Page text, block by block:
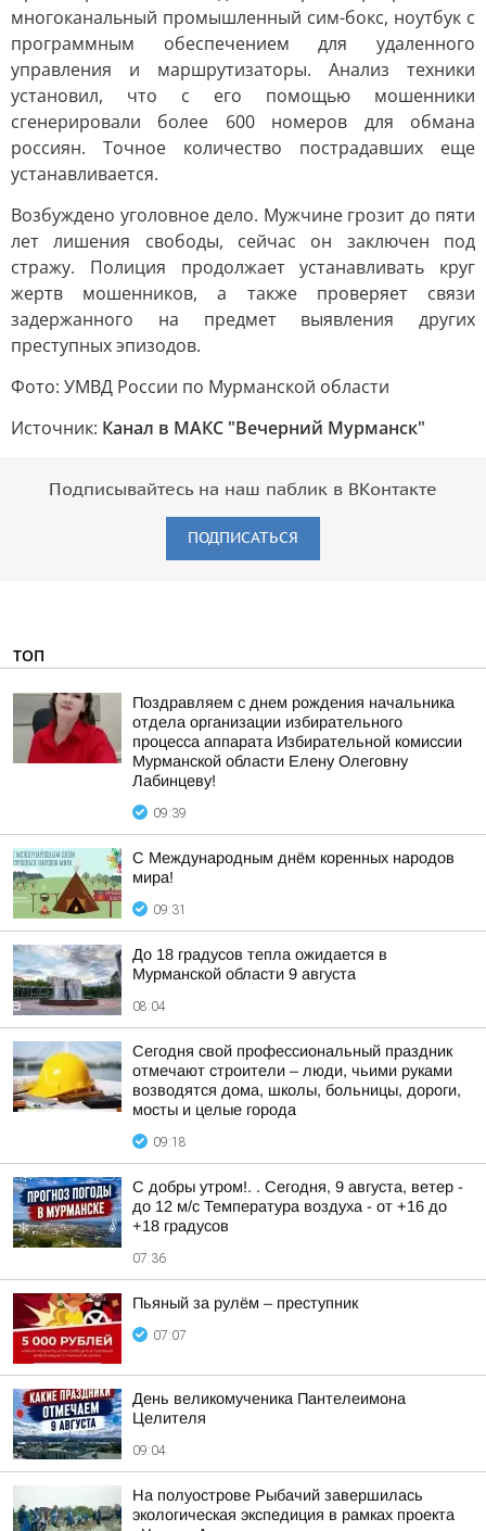
многоканальный промышленный сим-бокс, ноутбук с
программным обеспечением для удаленного
управления и маршрутизаторы. Анализ техники
установил, что с его помощью мошенники
сгенерировали более 600 номеров для обмана
россиян. Точное количество пострадавших еще
устанавливается.
Возбуждено уголовное дело. Мужчине грозит до пяти
лет лишения свободы, сейчас он заключен под
стражу. Полиция продолжает устанавливать круг
жертв мошенников, а также проверяет связи
задержанного на предмет выявления других
преступных эпизодов.
Фото: УМВД России по Мурманской области
Источник: Канал в МАКС "Вечерний Мурманск"
Подписывайтесь на наш паблик в ВКонтакте
ПОДПИСАТЬСЯ
ТОП
Поздравляем с днем рождения начальника
отдела организации избирательного
процесса аппарата Избирательной комиссии
Мурманской области Елену Олеговну
Лабинцеву!
09:39
С Международным днём коренных народов
мира!
09:31
До 18 градусов тепла ожидается в
Мурманской области 9 августа
08:04
Сегодня свой профессиональный праздник
отмечают строители – люди, чьими руками
возводятся дома, школы, больницы, дороги,
мосты и целые города
09:18
С добры утром!. . Сегодня, 9 августа, ветер -
до 12 м/с Температура воздуха - от +16 до
+18 градусов
07:36
Пьяный за рулём – преступник
07:07
День великомученика Пантелеимона
Целителя
09:04
На полуострове Рыбачий завершилась
экологическая экспедиция в рамках проекта